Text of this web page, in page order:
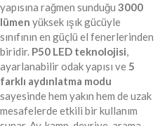
yapısına rağmen sunduğu 3000
lümen yüksek ışık gücüyle
sınıfının en güçlü el fenerlerinden
biridir. P50 LED teknolojisi,
ayarlanabilir odak yapısı ve 5
farklı aydınlatma modu
sayesinde hem yakın hem de uzak
mesafelerde etkili bir kullanım